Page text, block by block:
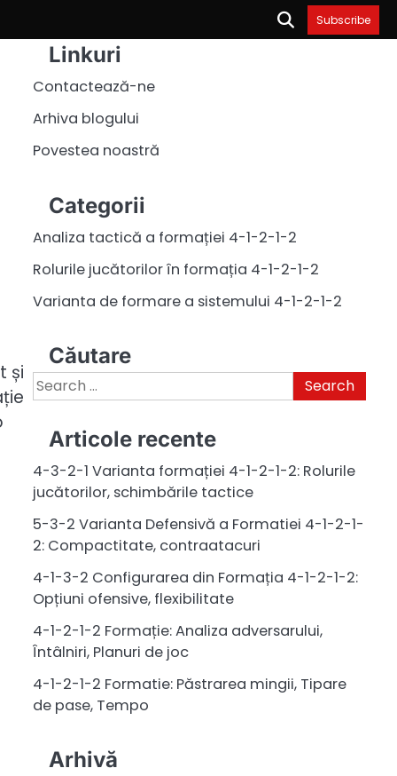
Subscribe
și
Linkuri
Contactează-ne
Arhiva blogului
Povestea noastră
Categorii
Analiza tactică a formației 4-1-2-1-2
Rolurile jucătorilor în formația 4-1-2-1-2
Varianta de formare a sistemului 4-1-2-1-2
Căutare
Search
for:
Articole recente
4-3-2-1 Varianta formației 4-1-2-1-2: Rolurile
jucătorilor, schimbările tactice
5-3-2 Varianta Defensivă a Formatiei 4-1-2-1-
2: Compactitate, contraatacuri
4-1-3-2 Configurarea din Formația 4-1-2-1-2:
Opțiuni ofensive, flexibilitate
4-1-2-1-2 Formație: Analiza adversarului,
Întâlniri, Planuri de joc
4-1-2-1-2 Formatie: Păstrarea mingii, Tipare
de pase, Tempo
Arhivă